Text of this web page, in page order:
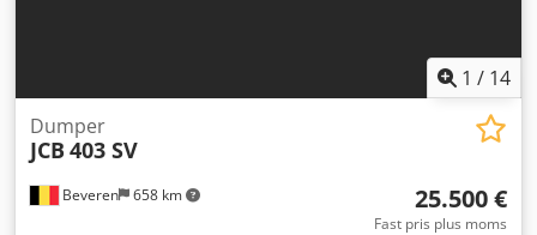
1 / 14
Beveren 658 km
Dumper
JCB 403 SV
25.500 €
Fast pris plus moms